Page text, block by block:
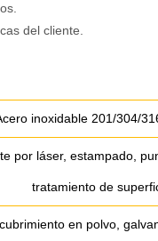
del cliente.
inoxidable 201/304/
por láser, estampado,
tratamiento de
en polvo,